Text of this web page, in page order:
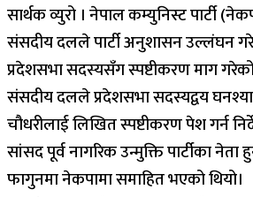
सार्थक व्युरो । नेपाल कम्युनिस्ट पार्टी
संसदीय दलले पार्टी अनुशासन उल्लंघन
प्रदेशसभा सदस्यसँग स्पष्टीकरण माग
संसदीय दलले प्रदेशसभा सदस्यद्वय
चौधरीलाई लिखित स्पष्टीकरण पेश गर्न
सांसद पूर्व नागरिक उन्मुक्ति पार्टीका नेता
फागुनमा नेकपामा समाहित भएको थियो।